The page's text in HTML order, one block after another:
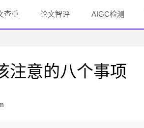
查重 论文智评 AIGC检测
注意的八个事项